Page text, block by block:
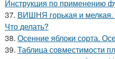
Инструкция по применению
37. ВИШНЯ горькая и
Что делать?
38. Осенние яблоки сорта.
39. Таблица совместимости